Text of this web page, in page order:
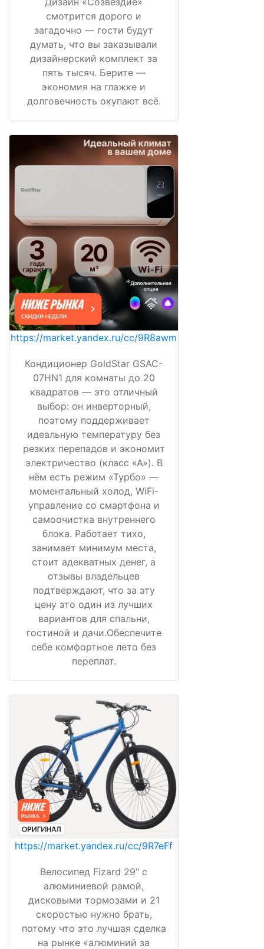
смотрится дорого и
загадочно — гости будут
думать, что вы заказывали
дизайнерский комплект за
пять тысяч. Берите —
экономия на глажке и
долговечность окупают всё.
https://market.yandex.ru/cc/9R8awm
Кондиционер GoldStar GSAC-
07HN1 для комнаты до 20
квадратов — это отличный
выбор: он инверторный,
поэтому поддерживает
идеальную температуру без
резких перепадов и экономит
электричество (класс «А»). В
нём есть режим «Турбо» —
моментальный холод, WiFi-
управление со смартфона и
самоочистка внутреннего
блока. Работает тихо,
занимает минимум места,
стоит адекватных денег, а
отзывы владельцев
подтверждают, что за эту
цену это один из лучших
вариантов для спальни,
гостиной и дачи.Обеспечите
себе комфортное лето без
переплат.
https://market.yandex.ru/cc/9R7eFf
Велосипед Fizard 29" с
алюминиевой рамой,
дисковыми тормозами и 21
скоростью нужно брать,
потому что это лучшая сделка
на рынке «алюминий за